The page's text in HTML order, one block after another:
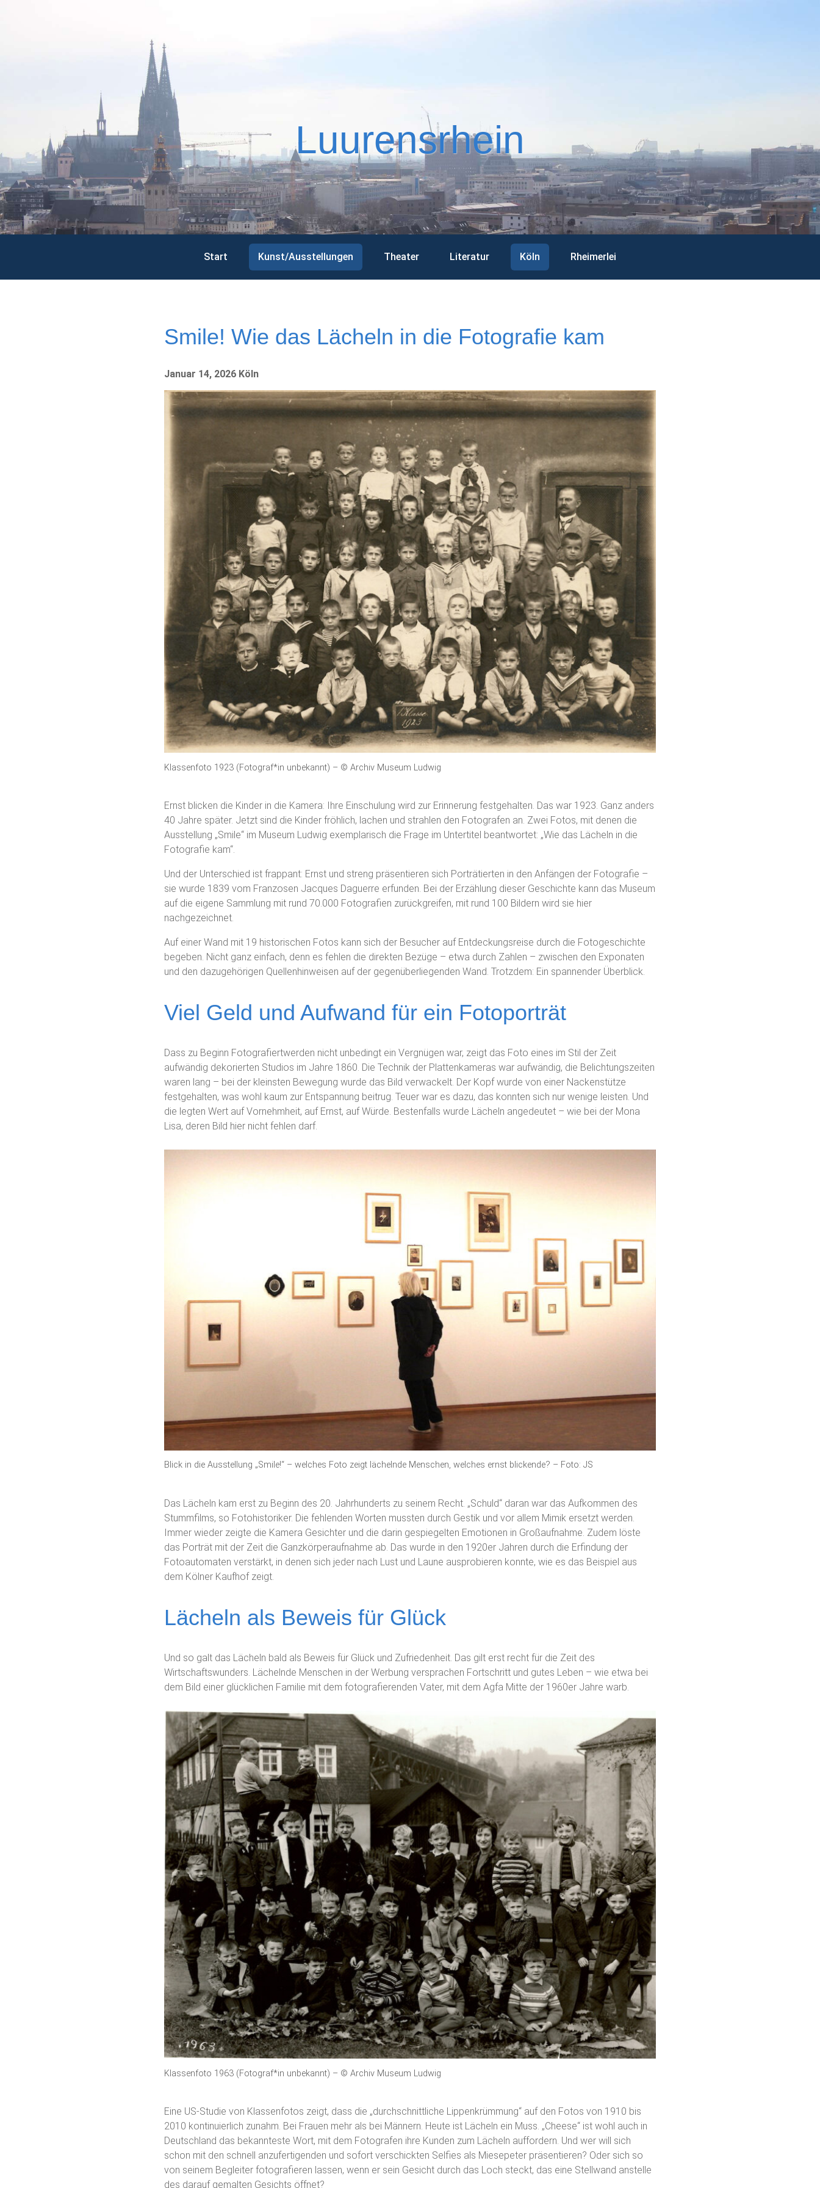
Luurensrhein
Start Kunst/Ausstellungen Theater Literatur Köln Rheimerlei
Smile! Wie das Lächeln in die Fotografie kam
Januar 14, 2026 Köln
Klassenfoto 1923 (Fotograf*in unbekannt) – © Archiv Museum Ludwig
Ernst blicken die Kinder in die Kamera: Ihre Einschulung wird zur Erinnerung festgehalten. Das war 1923. Ganz anders
40 Jahre später. Jetzt sind die Kinder fröhlich, lachen und strahlen den Fotografen an. Zwei Fotos, mit denen die
Ausstellung „Smile“ im Museum Ludwig exemplarisch die Frage im Untertitel beantwortet: „Wie das Lächeln in die
Fotografie kam“.
Und der Unterschied ist frappant: Ernst und streng präsentieren sich Porträtierten in den Anfängen der Fotografie –
sie wurde 1839 vom Franzosen Jacques Daguerre erfunden. Bei der Erzählung dieser Geschichte kann das Museum
auf die eigene Sammlung mit rund 70.000 Fotografien zurückgreifen, mit rund 100 Bildern wird sie hier
nachgezeichnet.
Auf einer Wand mit 19 historischen Fotos kann sich der Besucher auf Entdeckungsreise durch die Fotogeschichte
begeben. Nicht ganz einfach, denn es fehlen die direkten Bezüge – etwa durch Zahlen – zwischen den Exponaten
und den dazugehörigen Quellenhinweisen auf der gegenüberliegenden Wand. Trotzdem: Ein spannender Überblick.
Viel Geld und Aufwand für ein Fotoporträt
Dass zu Beginn Fotografiertwerden nicht unbedingt ein Vergnügen war, zeigt das Foto eines im Stil der Zeit
aufwändig dekorierten Studios im Jahre 1860. Die Technik der Plattenkameras war aufwändig, die Belichtungszeiten
waren lang – bei der kleinsten Bewegung wurde das Bild verwackelt. Der Kopf wurde von einer Nackenstütze
festgehalten, was wohl kaum zur Entspannung beitrug. Teuer war es dazu, das konnten sich nur wenige leisten. Und
die legten Wert auf Vornehmheit, auf Ernst, auf Würde. Bestenfalls wurde Lächeln angedeutet – wie bei der Mona
Lisa, deren Bild hier nicht fehlen darf.
Blick in die Ausstellung „Smile!“ – welches Foto zeigt lächelnde Menschen, welches ernst blickende? – Foto: JS
Das Lächeln kam erst zu Beginn des 20. Jahrhunderts zu seinem Recht. „Schuld“ daran war das Aufkommen des
Stummfilms, so Fotohistoriker. Die fehlenden Worten mussten durch Gestik und vor allem Mimik ersetzt werden.
Immer wieder zeigte die Kamera Gesichter und die darin gespiegelten Emotionen in Großaufnahme. Zudem löste
das Porträt mit der Zeit die Ganzkörperaufnahme ab. Das wurde in den 1920er Jahren durch die Erfindung der
Fotoautomaten verstärkt, in denen sich jeder nach Lust und Laune ausprobieren konnte, wie es das Beispiel aus
dem Kölner Kaufhof zeigt.
Lächeln als Beweis für Glück
Und so galt das Lächeln bald als Beweis für Glück und Zufriedenheit. Das gilt erst recht für die Zeit des
Wirtschaftswunders. Lächelnde Menschen in der Werbung versprachen Fortschritt und gutes Leben – wie etwa bei
dem Bild einer glücklichen Familie mit dem fotografierenden Vater, mit dem Agfa Mitte der 1960er Jahre warb.
Klassenfoto 1963 (Fotograf*in unbekannt) – © Archiv Museum Ludwig
Eine US-Studie von Klassenfotos zeigt, dass die „durchschnittliche Lippenkrümmung“ auf den Fotos von 1910 bis
2010 kontinuierlich zunahm. Bei Frauen mehr als bei Männern. Heute ist Lächeln ein Muss. „Cheese“ ist wohl auch in
Deutschland das bekannteste Wort, mit dem Fotografen ihre Kunden zum Lächeln auffordern. Und wer will sich
schon mit den schnell anzufertigenden und sofort verschickten Selfies als Miesepeter präsentieren? Oder sich so
von seinem Begleiter fotografieren lassen, wenn er sein Gesicht durch das Loch steckt, das eine Stellwand anstelle
des darauf gemalten Gesichts öffnet?